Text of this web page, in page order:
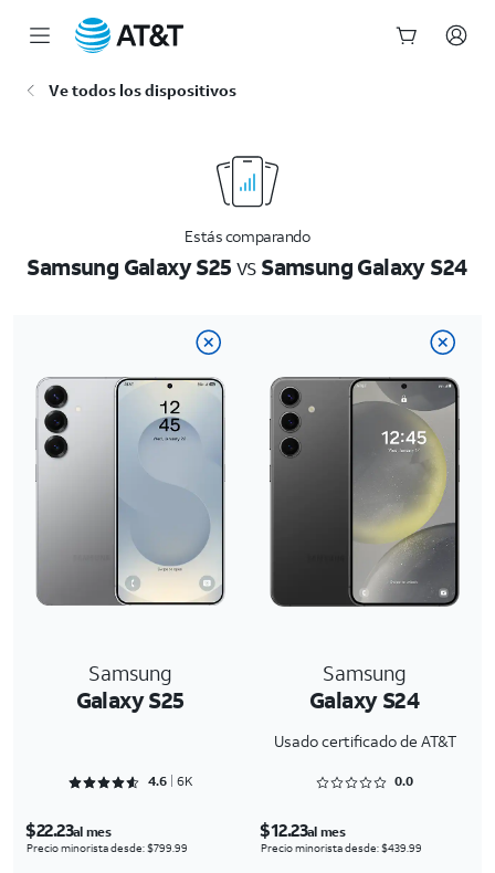
Ve todos los dispositivos
Estás comparando
Samsung Galaxy S25vsSamsung Galaxy S24
Samsung
Galaxy S25
Samsung
Galaxy S24
Usado certificado de AT&T
Rated 4.6356 out of 5
4.6 6K Rated 0 out of 5
0.0
$22.23al mes
Precio minorista desde: $799.99
$12.23al mes
Precio minorista desde: $439.99